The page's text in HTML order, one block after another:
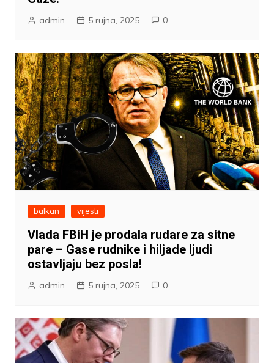
admin 5 rujna, 2025 0
balkan vijesti
Vlada FBiH je prodala rudare za sitne
pare – Gase rudnike i hiljade ljudi
ostavljaju bez posla!
admin 5 rujna, 2025 0